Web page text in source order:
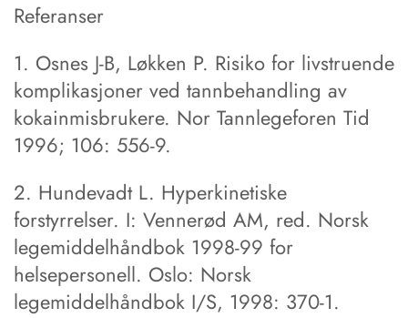
Referanser
1. Osnes J-B, Løkken P. Risiko for livstruende
komplikasjoner ved tannbehandling av
kokainmisbrukere. Nor Tannlegeforen Tid
1996; 106: 556-9.
2. Hundevadt L. Hyperkinetiske
forstyrrelser. I: Vennerød AM, red. Norsk
legemiddelhåndbok 1998-99 for
helsepersonell. Oslo: Norsk
legemiddelhåndbok I/S, 1998: 370-1.